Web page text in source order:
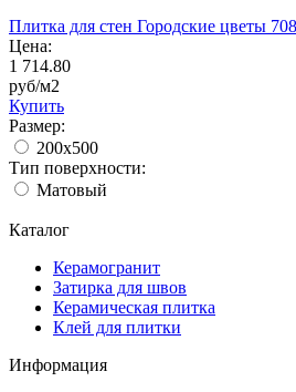
Плитка для стен Городские цветы
Цена:
1 714.80
руб/м2
Купить
Размер:
200x500
Тип поверхности:
Матовый
Каталог
Керамогранит
Затирка для швов
Керамическая плитка
Клей для плитки
Информация